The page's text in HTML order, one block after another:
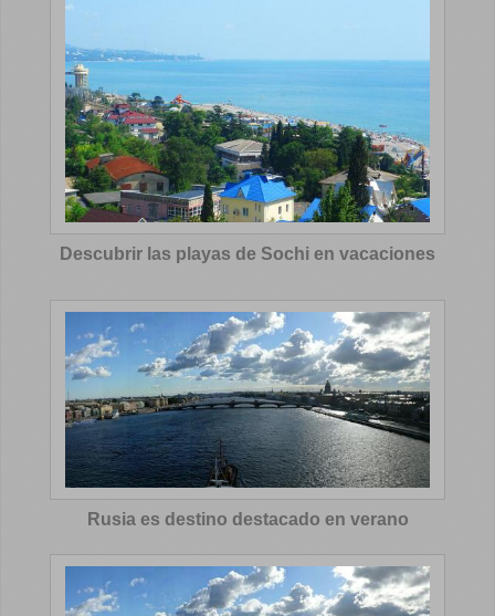
Descubrir las playas de Sochi en vacaciones
Rusia es destino destacado en verano